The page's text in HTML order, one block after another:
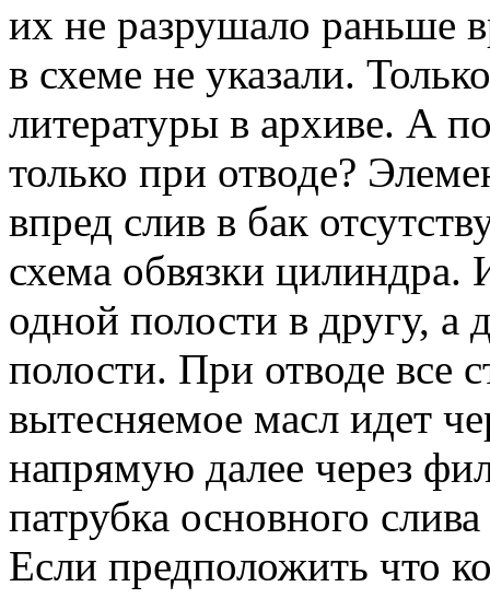
их не разрушало раньше
в схеме не указали.
литературы в архиве. А
только при отводе?
впред слив в бак
схема обвязки цилиндра.
одной полости в другу, а
полости. При отводе все
вытесняемое масл идет
напрямую далее через
патрубка основного
Если предположить что